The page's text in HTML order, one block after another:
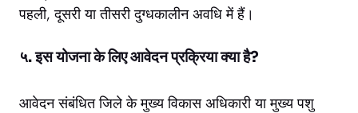
पहली, दूसरी या तीसरी दुग्धकालीन अवधि में हैं।
५. इस योजना के लिए आवेदन प्रक्रिया क्या है?
आवेदन संबंधित जिले के मुख्य विकास अधिकारी या मुख्य पशु